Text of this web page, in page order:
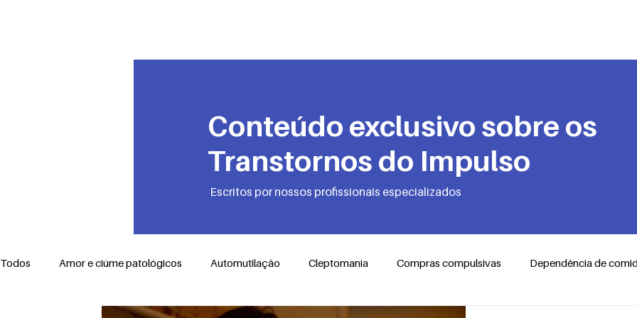
Conteúdo exclusivo sobre os
Transtornos do Impulso
Escritos por nossos profissionais especializados
Todos Amor e ciúme patológicos Automutilação Cleptomania Compras compulsivas Dependência de